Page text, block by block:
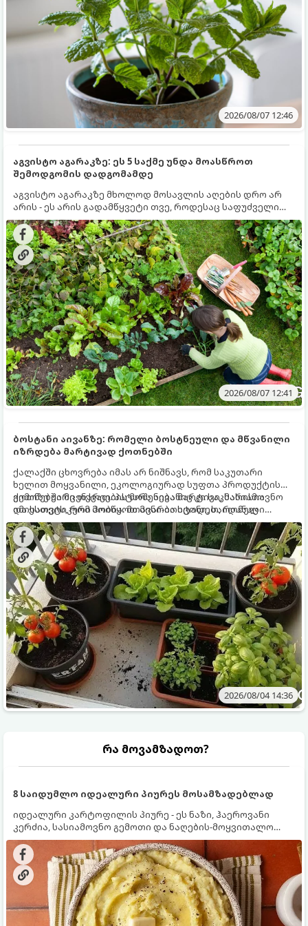
2026/08/07 12:46
აგვისტო აგარაკზე: ეს 5 საქმე უნდა მოასწროთ
შემოდგომის დადგომამდე
აგვისტო აგარაკზე მხოლოდ მოსავლის აღების დრო არ
არის - ეს არის გადამწყვეტი თვე, როდესაც საფუძველი
ეყრება მომავალი წლის მოსავალს და ბაღი მზადდება
შემოდგომა-ზამთრის სეზონისთვის. იმისათვის, რომ
ნიადაგმა ენერგია აღიდგინოს, ხოლო მცენარეებმა
ზამთარს გაუძლონ, აგვისტოს ბოლომდე 5
მნიშვნელოვანი საქმის გაკეთება უნდა მოასწროთ:
2026/08/07 12:41
ბოსტანი აივანზე: რომელი ბოსტნეული და მწვანილი
იზრდება მარტივად ქოთნებში
ქალაქში ცხოვრება იმას არ ნიშნავს, რომ საკუთარი
ხელით მოყვანილი, ეკოლოგიურად სუფთა პროდუქტის
გემოზე უარი თქვათ. პატარა აივანიც კი საკმარისია
იმისათვის, რომ მოიწყოთ მინი-ბოსტანი, საიდანაც
ყოველდღიურად ახალ, არომატულ მწვანილსა და
ბოსტნეულს მოკრეფთ.
ქოთნებში მცენარეების მოშენება მარტივი, სასიამოვნო
და ესთეტიკური ჰობია. მთავარია იცოდეთ, რომელი
კულტურები ეგუებიან ქოთნის პირობებს ყველაზე კარგად
და როგორ მოუაროთ მათ სწორად.
2026/08/04 14:36
რა მოვამზადოთ?
8 საიდუმლო იდეალური პიურეს მოსამზადებლად
იდეალური კარტოფილის პიურე - ეს ნაზი, ჰაეროვანი
კერძია, სასიამოვნო გემოთი და ნაღების-მოყვითალო
ფერით. მისი მომზადება ძალიან მარტივია, მაგრამ
არსებობს რამდენიმე საიდუმლო, რომლებიც უნდა
იცოდეთ, რომ პიურე იდეალურად გემრიელი გამოვიდეს.